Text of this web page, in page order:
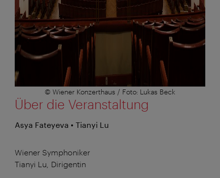
© Wiener Konzerthaus / Foto: Lukas Beck
Über die Veranstaltung
Asya Fateyeva • Tianyi Lu
Wiener Symphoniker
Tianyi Lu, Dirigentin